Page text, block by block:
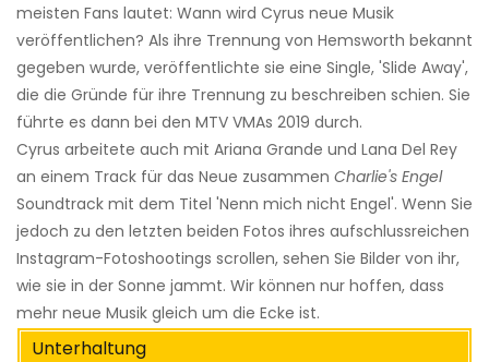
meisten Fans lautet: Wann wird Cyrus neue Musik
veröffentlichen? Als ihre Trennung von Hemsworth bekannt
gegeben wurde, veröffentlichte sie eine Single, 'Slide Away',
die die Gründe für ihre Trennung zu beschreiben schien. Sie
führte es dann bei den MTV VMAs 2019 durch.
Cyrus arbeitete auch mit Ariana Grande und Lana Del Rey
an einem Track für das Neue zusammen Charlie's Engel
Soundtrack mit dem Titel 'Nenn mich nicht Engel'. Wenn Sie
jedoch zu den letzten beiden Fotos ihres aufschlussreichen
Instagram-Fotoshootings scrollen, sehen Sie Bilder von ihr,
wie sie in der Sonne jammt. Wir können nur hoffen, dass
mehr neue Musik gleich um die Ecke ist.
Unterhaltung